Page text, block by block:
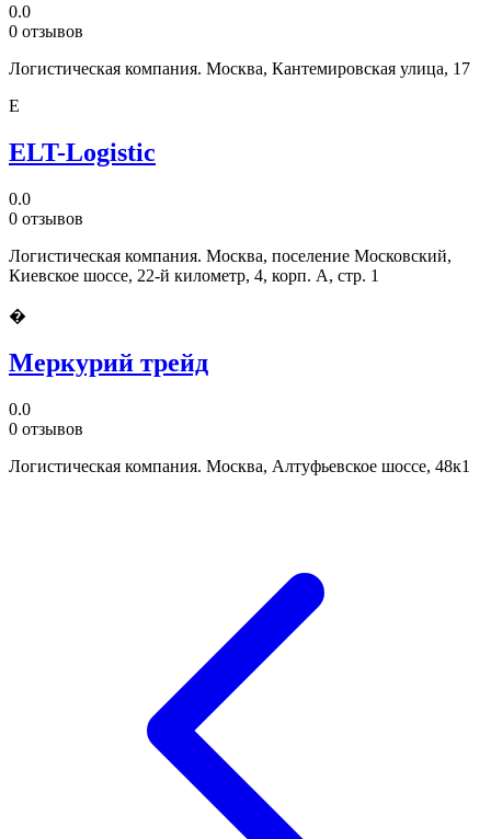
0.0
0 отзывов
Логистическая компания. Москва, Кантемировская улица, 17
E
ELT-Logistic
0.0
0 отзывов
Логистическая компания. Москва, поселение Московский,
Киевское шоссе, 22-й километр, 4, корп. А, стр. 1
�
Меркурий трейд
0.0
0 отзывов
Логистическая компания. Москва, Алтуфьевское шоссе, 48к1